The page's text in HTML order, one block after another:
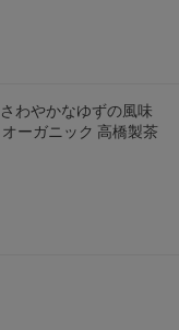
公告為準。
わやかなゆずの風味
ーガニック 高橋製茶